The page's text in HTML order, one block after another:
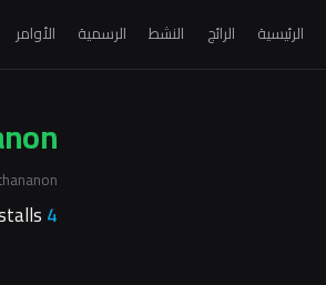
الرئيسية الرائج النشط الرسمية الأوامر
4